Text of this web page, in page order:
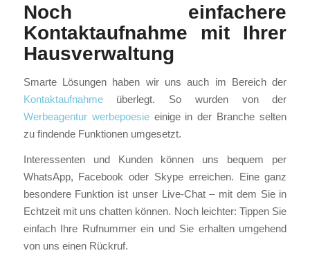
Noch einfachere
Kontaktaufnahme mit Ihrer
Hausverwaltung
Smarte Lösungen haben wir uns auch im Bereich der
Kontaktaufnahmeüberlegt. So wurden von der
Werbeagentur werbepoesieeinige in der Branche selten
zu findende Funktionen umgesetzt.
Interessenten und Kunden können uns bequem per
WhatsApp, Facebook oder Skype erreichen. Eine ganz
besondere Funktion ist unser Live-Chat – mit dem Sie in
Echtzeit mit uns chatten können. Noch leichter: Tippen Sie
einfach Ihre Rufnummer ein und Sie erhalten umgehend
von uns einen Rückruf.